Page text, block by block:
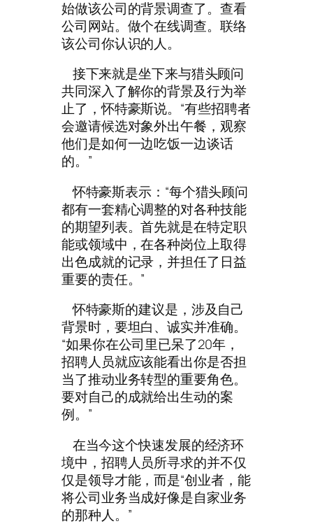
始做该公司的背景调查了。查看
公司网站。做个在线调查。联络
该公司你认识的人。
接下来就是坐下来与猎头顾问
共同深入了解你的背景及行为举
止了，怀特豪斯说。“有些招聘者
会邀请候选对象外出午餐，观察
他们是如何一边吃饭一边谈话
的。”
怀特豪斯表示：“每个猎头顾问
都有一套精心调整的对各种技能
的期望列表。首先就是在特定职
能或领域中，在各种岗位上取得
出色成就的记录，并担任了日益
重要的责任。”
怀特豪斯的建议是，涉及自己
背景时，要坦白、诚实并准确。
“如果你在公司里已呆了20年，
招聘人员就应该能看出你是否担
当了推动业务转型的重要角色。
要对自己的成就给出生动的案
例。”
在当今这个快速发展的经济环
境中，招聘人员所寻求的并不仅
仅是领导才能，而是“创业者，能
将公司业务当成好像是自家业务
的那种人。”